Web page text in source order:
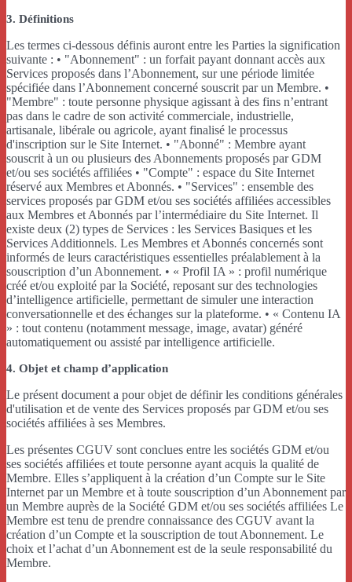
3. Définitions
Les termes ci-dessous définis auront entre les Parties la signification
suivante : • "Abonnement" : un forfait payant donnant accès aux
Services proposés dans l’Abonnement, sur une période limitée
spécifiée dans l’Abonnement concerné souscrit par un Membre. •
"Membre" : toute personne physique agissant à des fins n’entrant
pas dans le cadre de son activité commerciale, industrielle,
artisanale, libérale ou agricole, ayant finalisé le processus
d'inscription sur le Site Internet. • "Abonné" : Membre ayant
souscrit à un ou plusieurs des Abonnements proposés par GDM
et/ou ses sociétés affiliées • "Compte" : espace du Site Internet
réservé aux Membres et Abonnés. • "Services" : ensemble des
services proposés par GDM et/ou ses sociétés affiliées accessibles
aux Membres et Abonnés par l’intermédiaire du Site Internet. Il
existe deux (2) types de Services : les Services Basiques et les
Services Additionnels. Les Membres et Abonnés concernés sont
informés de leurs caractéristiques essentielles préalablement à la
souscription d’un Abonnement. • « Profil IA » : profil numérique
créé et/ou exploité par la Société, reposant sur des technologies
d’intelligence artificielle, permettant de simuler une interaction
conversationnelle et des échanges sur la plateforme. • « Contenu IA
» : tout contenu (notamment message, image, avatar) généré
automatiquement ou assisté par intelligence artificielle.
4. Objet et champ d’application
Le présent document a pour objet de définir les conditions générales
d'utilisation et de vente des Services proposés par GDM et/ou ses
sociétés affiliées à ses Membres.
Les présentes CGUV sont conclues entre les sociétés GDM et/ou
ses sociétés affiliées et toute personne ayant acquis la qualité de
Membre. Elles s’appliquent à la création d’un Compte sur le Site
Internet par un Membre et à toute souscription d’un Abonnement par
un Membre auprès de la Société GDM et/ou ses sociétés affiliées Le
Membre est tenu de prendre connaissance des CGUV avant la
création d’un Compte et la souscription de tout Abonnement. Le
choix et l’achat d’un Abonnement est de la seule responsabilité du
Membre.